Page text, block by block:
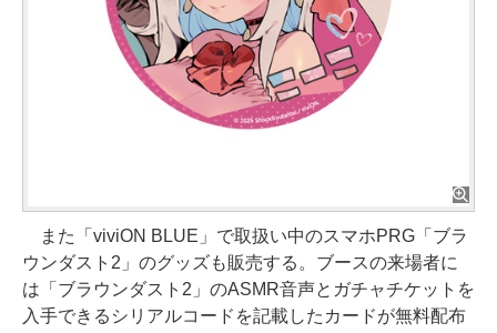
また「viviON BLUE」で取扱い中のスマホPRG「ブラ
ウンダスト2」のグッズも販売する。ブースの来場者に
は「ブラウンダスト2」のASMR音声とガチャチケットを
入手できるシリアルコードを記載したカードが無料配布